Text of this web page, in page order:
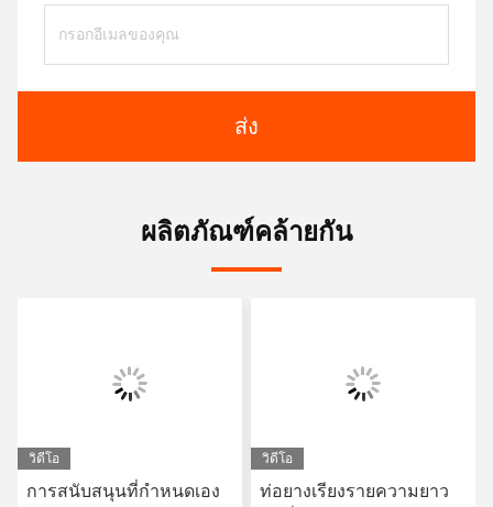
ส่ง
ผลิตภัณฑ์คล้ายกัน
วิดีโอ
การสนับสนุนที่กําหนดเอง
วิดีโอ
ท่อยางเรียงรายความยาว